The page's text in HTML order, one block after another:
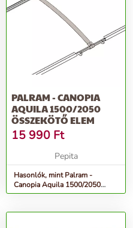
PALRAM - CANOPIA
AQUILA 1500/2050
ÖSSZEKÖTŐ ELEM
15 990 Ft
Pepita
Hasonlók, mint Palram -
Canopia Aquila 1500/2050
összekötő elem